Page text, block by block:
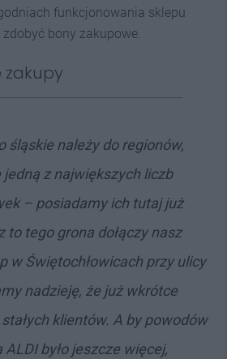
funkcjonowania sklepu
bony zakupowe.
zakupy
śląskie należy do regionów,
jedną z największych liczb
– posiadamy ich tutaj już
to tego grona dołączy nasz
w Świętochłowicach przy ulicy
nadzieję, że już wkrótce
klientów. A by powodów
było jeszcze więcej,